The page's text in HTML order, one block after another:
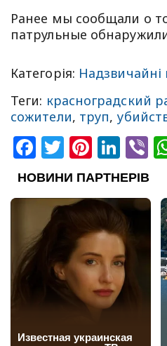
Ранее мы сообщали о
патрульные
Категорія: Надзвичайні
Теги: красноградский
сожители, труп,
Facebook
Twitter